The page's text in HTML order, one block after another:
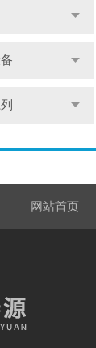
网站首页